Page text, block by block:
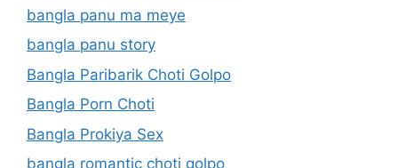
bangla panu ma meye
bangla panu story
Bangla Paribarik Choti Golpo
Bangla Porn Choti
Bangla Prokiya Sex
bangla romantic choti golpo